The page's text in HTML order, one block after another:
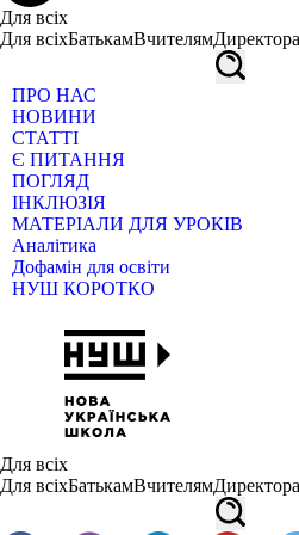
Для всіх
Для всіхБатькамВчителям
ПРО НАС
НОВИНИ
СТАТТІ
Є ПИТАННЯ
ПОГЛЯД
ІНКЛЮЗІЯ
МАТЕРІАЛИ ДЛЯ УРОКІВ
Аналітика
Дофамін для освіти
НУШ КОРОТКО
Для всіх
Для всіхБатькамВчителям